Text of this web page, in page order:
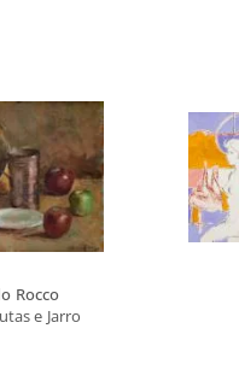
Rocco
e Jarro